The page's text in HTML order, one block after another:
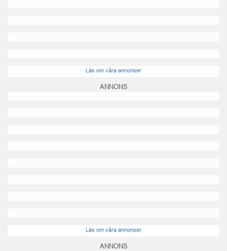
Läs om våra annonser
ANNONS
Läs om våra annonser
ANNONS